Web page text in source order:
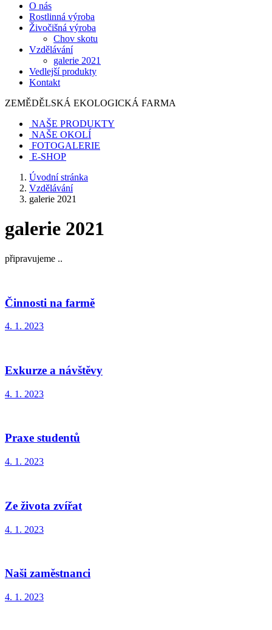
O nás
Rostlinná výroba
Živočišná výroba
Chov skotu
Vzdělávání
galerie 2021
Vedlejší produkty
Kontakt
ZEMĚDĚLSKÁ EKOLOGICKÁ FARMA
NAŠE PRODUKTY
NAŠE OKOLÍ
FOTOGALERIE
E-SHOP
Úvodní stránka
Vzdělávání
galerie 2021
galerie 2021
připravujeme ..
Činnosti na farmě
4. 1. 2023
Exkurze a návštěvy
4. 1. 2023
Praxe studentů
4. 1. 2023
Ze života zvířat
4. 1. 2023
Naši zaměstnanci
4. 1. 2023